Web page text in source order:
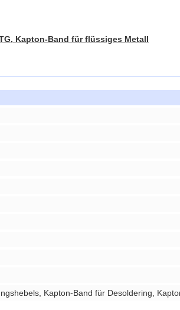
Kapton-Band für flüssiges Metall
Kapton-Band für Desoldering,